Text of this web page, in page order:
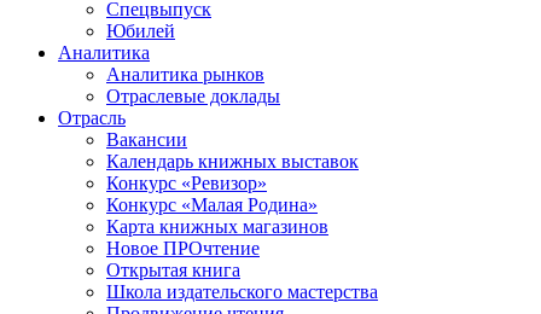
Спецвыпуск
Юбилей
Аналитика
Аналитика рынков
Отраслевые доклады
Отрасль
Вакансии
Календарь книжных выставок
Конкурс «Ревизор»
Конкурс «Малая Родина»
Карта книжных магазинов
Новое ПРОчтение
Открытая книга
Школа издательского мастерства